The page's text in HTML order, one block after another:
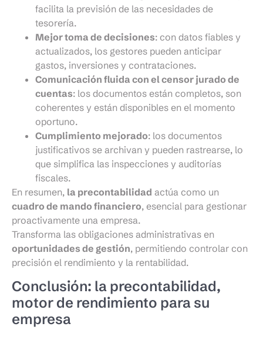
facilita la previsión de las necesidades de
tesorería.
Mejor toma de decisiones: con datos fiables y
actualizados, los gestores pueden anticipar
gastos, inversiones y contrataciones.
Comunicación fluida con el censor jurado de
cuentas: los documentos están completos, son
coherentes y están disponibles en el momento
oportuno.
Cumplimiento mejorado: los documentos
justificativos se archivan y pueden rastrearse, lo
que simplifica las inspecciones y auditorías
fiscales.
En resumen, la precontabilidad actúa como un
cuadro de mando financiero, esencial para gestionar
proactivamente una empresa.
Transforma las obligaciones administrativas en
oportunidades de gestión, permitiendo controlar con
precisión el rendimiento y la rentabilidad.
Conclusión: la precontabilidad,
motor de rendimiento para su
empresa